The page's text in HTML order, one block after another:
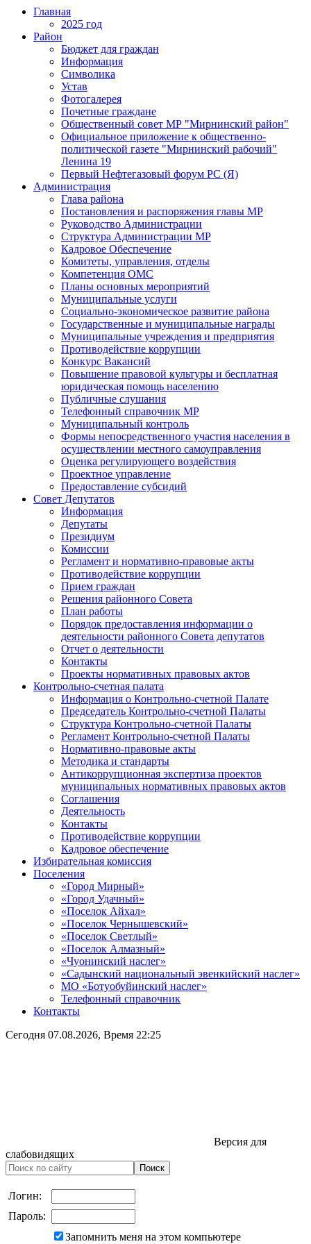
Главная
2025 год
Район
Бюджет для граждан
Информация
Символика
Устав
Фотогалерея
Почетные граждане
Общественный совет МР "Мирнинский район"
Официальное приложение к общественно-
политической газете "Мирнинский рабочий"
Ленина 19
Первый Нефтегазовый форум РС (Я)
Администрация
Глава района
Постановления и распоряжения главы МР
Руководство Администрации
Структура Администрации МР
Кадровое Обеспечение
Комитеты, управления, отделы
Компетенция ОМС
Планы основных мероприятий
Муниципальные услуги
Социально-экономическое развитие района
Государственные и муниципальные награды
Муниципальные учреждения и предприятия
Противодействие коррупции
Конкурс Вакансий
Повышение правовой культуры и бесплатная
юридическая помощь населению
Публичные слушания
Телефонный справочник МР
Муниципальный контроль
Формы непосредственного участия населения в
осуществлении местного самоуправления
Оценка регулирующего воздействия
Проектное управление
Предоставление субсидий
Совет Депутатов
Информация
Депутаты
Президиум
Комиссии
Регламент и нормативно-правовые акты
Противодействие коррупции
Прием граждан
Решения районного Совета
План работы
Порядок предоставления информации о
деятельности районного Совета депутатов
Отчет о деятельности
Контакты
Проекты нормативных правовых актов
Контрольно-счетная палата
Информация о Контрольно-счетной Палате
Председатель Контрольно-счетной Палаты
Структура Контрольно-счетной Палаты
Регламент Контрольно-счетной Палаты
Нормативно-правовые акты
Методика и стандарты
Антикоррупционная экспертиза проектов
муниципальных нормативных правовых актов
Соглашения
Деятельность
Контакты
Противодействие коррупции
Кадровое обеспечение
Избирательная комиссия
Поселения
«Город Мирный»
«Город Удачный»
«Поселок Айхал»
«Поселок Чернышевский»
«Поселок Светлый»
«Поселок Алмазный»
«Чуонинский наслег»
«Садынский национальный эвенкийский наслег»
МО «Ботуобуйинский наслег»
Телефонный справочник
Контакты
Сегодня 07.08.2026, Время 22:25
Версия для
слабовидящих
Логин:
Пароль:
Запомнить меня на этом компьютере